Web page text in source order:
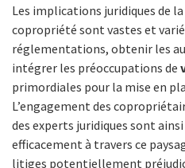
Les implications juridiques de
copropriété sont vastes et
réglementations, obtenir les
intégrer les préoccupations de
primordiales pour la mise en
L’engagement des
des experts juridiques sont
efficacement à travers ce
litiges potentiellement